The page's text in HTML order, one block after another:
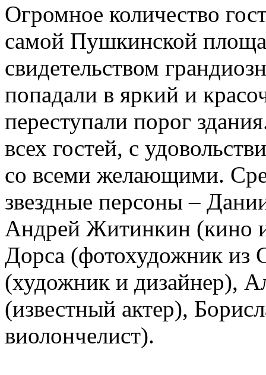
Огромное количество
самой Пушкинской
свидетельством
попадали в яркий и
переступали порог
всех гостей, с
со всеми желающими.
звездные персоны –
Андрей Житинкин (кино
Дорса (фотохудожник
(художник и дизайнер),
(известный актер),
виолончелист).